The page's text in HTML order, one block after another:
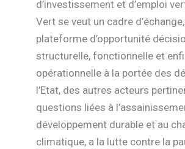
d’investissement et d’emploi
Vert se veut un cadre
plateforme d’opportunité
structurelle, fonctionnelle et
opérationnelle à la portée des
l’Etat, des autres acteurs
questions liées à
développement durable et au
climatique, a la lutte contre la